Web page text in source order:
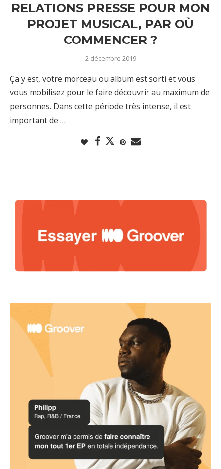
RELATIONS PRESSE POUR MON
PROJET MUSICAL, PAR OÙ
COMMENCER ?
2 décembre 2019
Ça y est, votre morceau ou album est sorti et vous
vous mobilisez pour le faire découvrir au maximum de
personnes. Dans cette période très intense, il est
important de …